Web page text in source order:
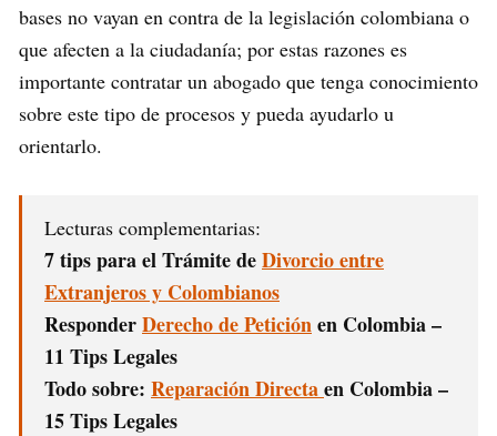
bases no vayan en contra de la legislación colombiana o
que afecten a la ciudadanía; por estas razones es
importante contratar un abogado que tenga conocimiento
sobre este tipo de procesos y pueda ayudarlo u
orientarlo.
Lecturas complementarias:
7 tips para el Trámite deDivorcio entre
Extranjeros y Colombianos
ResponderDerecho de Peticiónen Colombia –
11 Tips Legales
Todo sobre: Reparación Directaen Colombia –
15 Tips Legales